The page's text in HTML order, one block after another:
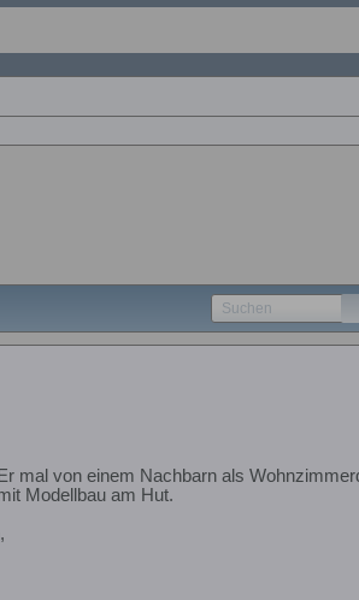
mal von einem Nachbarn als
Modellbau am Hut.